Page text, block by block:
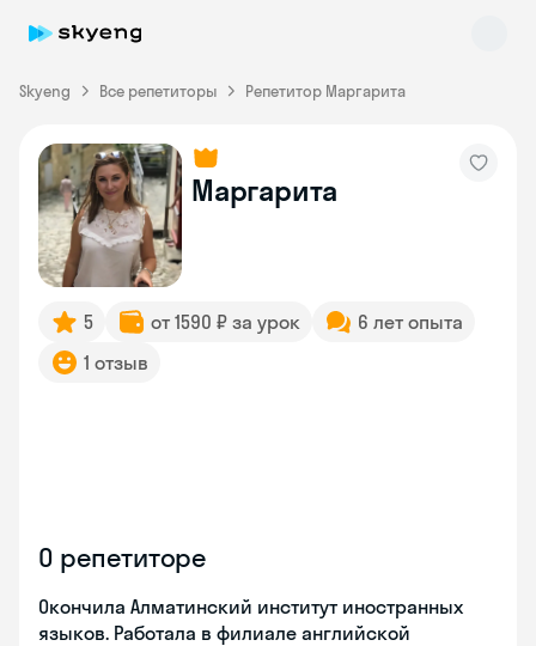
Skyeng Все репетиторы Репетитор Маргарита
Маргарита
5 от 1590 ₽ за урок
6 лет опыта
1 отзыв
О репетиторе
Окончила Алматинский институт иностранных
языков. Работала в филиале английской
Skyeng Chat
online